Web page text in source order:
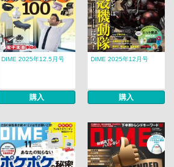
DIME 2025年12.5月号
購入
DIME 2025年12月号
購入